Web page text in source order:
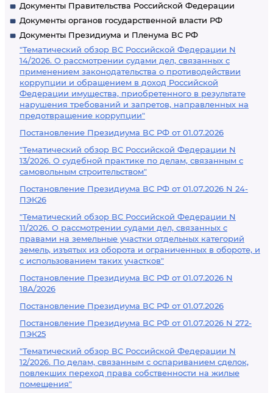
Документы Правительства Российской Федерации
Документы органов государственной власти РФ
Документы Президиума и Пленума ВС РФ
"Тематический обзор ВС Российской Федерации N
14/2026. О рассмотрении судами дел, связанных с
применением законодательства о противодействии
коррупции и обращением в доход Российской
Федерации имущества, приобретенного в результате
нарушения требований и запретов, направленных на
предотвращение коррупции"
Постановление Президиума ВС РФ от 01.07.2026
"Тематический обзор ВС Российской Федерации N
13/2026. О судебной практике по делам, связанным с
самовольным строительством"
Постановление Президиума ВС РФ от 01.07.2026 N 24-
ПЭК26
"Тематический обзор ВС Российской Федерации N
11/2026. О рассмотрении судами дел, связанных с
правами на земельные участки отдельных категорий
земель, изъятых из оборота и ограниченных в обороте, и
с использованием таких участков"
Постановление Президиума ВС РФ от 01.07.2026 N
18А/2026
Постановление Президиума ВС РФ от 01.07.2026
Постановление Президиума ВС РФ от 01.07.2026 N 272-
ПЭК25
"Тематический обзор ВС Российской Федерации N
12/2026. По делам, связанным с оспариванием сделок,
повлекших переход права собственности на жилые
помещения"